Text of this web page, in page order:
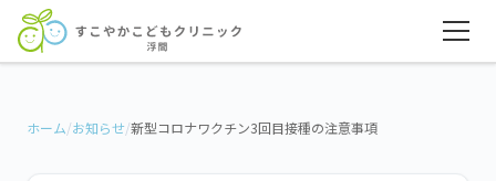
ホーム/お知らせ/新型コロナワクチン3回目接種の注意事項